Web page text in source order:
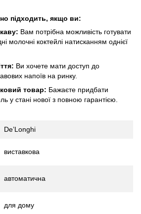
підходить, якщо ви:
Вам потрібна можливість готувати
молочні коктейлі натисканням однієї
Ви хочете мати доступ до
напоїв на ринку.
товар: Бажаєте придбати
у стані нової з повною гарантією.
De’Longhi
виставкова
автоматична
для дому